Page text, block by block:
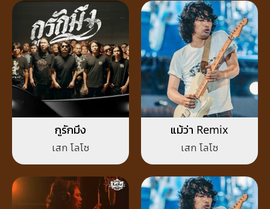
กูรักมึง
เสก โลโซ
แม้ว่า Remix
เสก โลโซ